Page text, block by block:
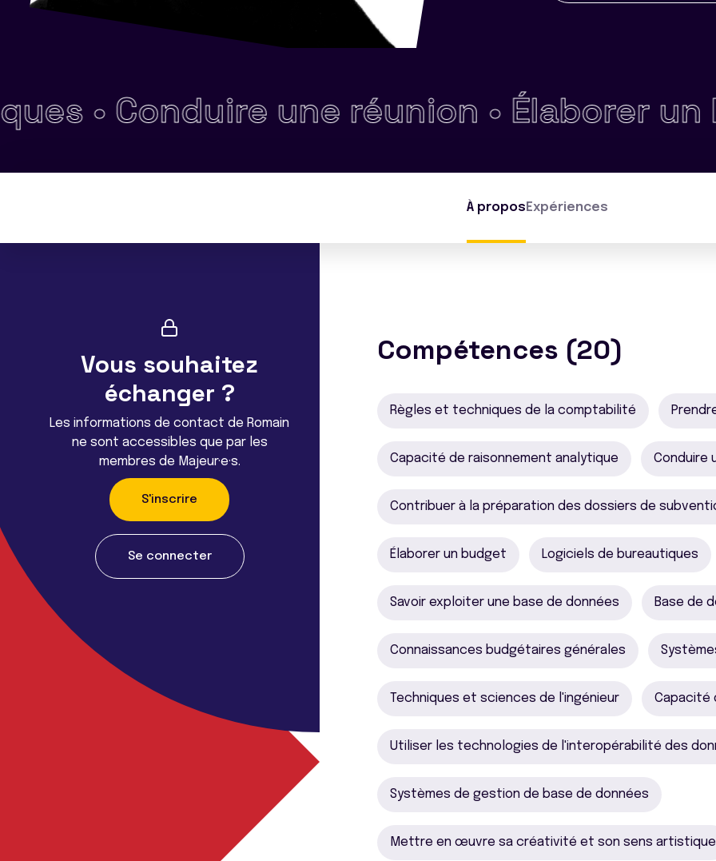
•Conduire une réunion •Élaborer un
À propos Expériences
Vous souhaitez
échanger ?
Les informations de contact de Romain
ne sont accessibles que par les
membres de Majeur·e·s.
S'inscrire
Se connecter
Compétences (20)
Règles et techniques de la comptabilité
Capacité de raisonnement analytique Conduire
Contribuer à la préparation des dossiers de
Élaborer un budget Logiciels de bureautiques
Savoir exploiter une base de données Base de
Connaissances budgétaires générales
Techniques et sciences de l'ingénieur Capacité
Utiliser les technologies de l'interopérabilité des
Systèmes de gestion de base de données
Mettre en œuvre sa créativité et son sens artistique